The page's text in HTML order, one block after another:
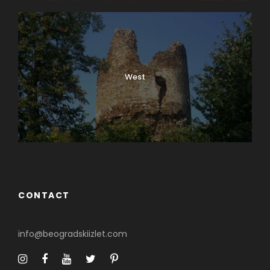
Šta posetiti u
West
CONTACT
info@beogradskiizlet.com